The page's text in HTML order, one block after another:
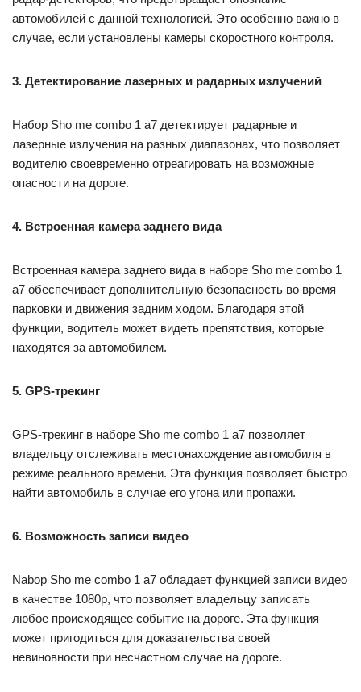
автомобилей с данной технологией. Это особенно важно в
случае, если установлены камеры скоростного контроля.
3. Детектирование лазерных и радарных излучений
Набор Sho me combo 1 а7 детектирует радарные и
лазерные излучения на разных диапазонах, что позволяет
водителю своевременно отреагировать на возможные
опасности на дороге.
4. Встроенная камера заднего вида
Встроенная камера заднего вида в наборе Sho me combo 1
а7 обеспечивает дополнительную безопасность во время
парковки и движения задним ходом. Благодаря этой
функции, водитель может видеть препятствия, которые
находятся за автомобилем.
5. GPS-трекинг
GPS-трекинг в наборе Sho me combo 1 а7 позволяет
владельцу отслеживать местонахождение автомобиля в
режиме реального времени. Эта функция позволяет быстро
найти автомобиль в случае его угона или пропажи.
6. Возможность записи видео
Nabор Sho me combo 1 а7 обладает функцией записи видео
в качестве 1080p, что позволяет владельцу записать
любое происходящее событие на дороге. Эта функция
может пригодиться для доказательства своей
невиновности при несчастном случае на дороге.